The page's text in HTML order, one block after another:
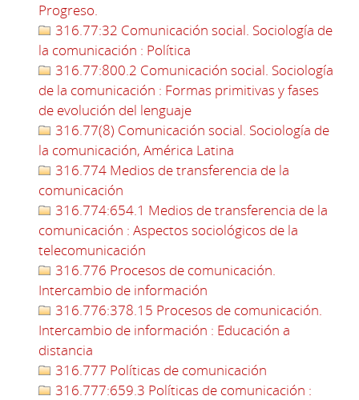
Progreso.
316.77:32 Comunicación social. Sociología de
la comunicación : Política
316.77:800.2 Comunicación social. Sociología
de la comunicación : Formas primitivas y fases
de evolución del lenguaje
316.77(8) Comunicación social. Sociología de
la comunicación, América Latina
316.774 Medios de transferencia de la
comunicación
316.774:654.1 Medios de transferencia de la
comunicación : Aspectos sociológicos de la
telecomunicación
316.776 Procesos de comunicación.
Intercambio de información
316.776:378.15 Procesos de comunicación.
Intercambio de información : Educación a
distancia
316.777 Políticas de comunicación
316.777:659.3 Políticas de comunicación :